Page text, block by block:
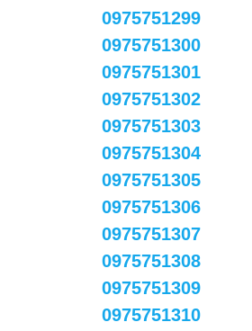
0975751299
0975751300
0975751301
0975751302
0975751303
0975751304
0975751305
0975751306
0975751307
0975751308
0975751309
0975751310